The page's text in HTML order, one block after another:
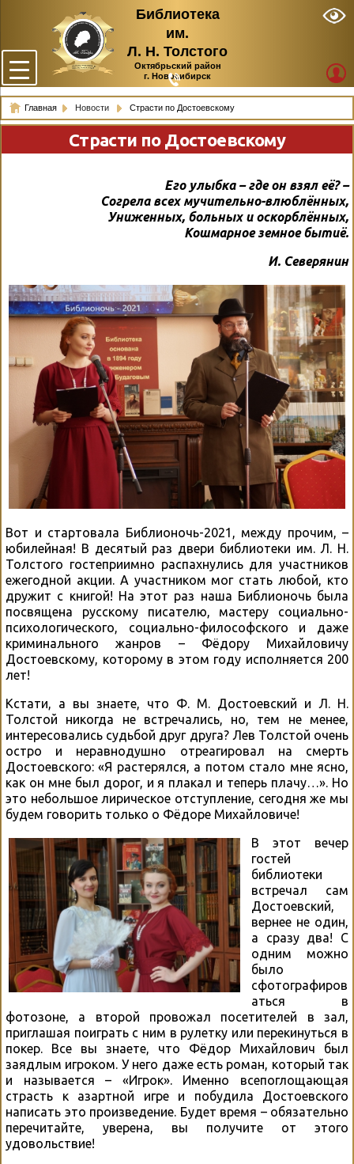
Библиотека
им.
Л. Н. Толстого
Октябрьский район
г. Новосибирск
Главная Новости Страсти по Достоевскому
Страсти по Достоевскому
Его улыбка – где он взял её? –
Согрела всех мучительно-влюблённых,
Униженных, больных и оскорблённых,
Кошмарное земное бытиё.
И. Северянин
Вот и стартовала Библионочь-2021, между прочим, –
юбилейная! В десятый раз двери библиотеки им. Л. Н.
Толстого гостеприимно распахнулись для участников
ежегодной акции. А участником мог стать любой, кто
дружит с книгой! На этот раз наша Библионочь была
посвящена русскому писателю, мастеру социально-
психологического, социально-философского и даже
криминального жанров – Фёдору Михайловичу
Достоевскому, которому в этом году исполняется 200
лет!
Кстати, а вы знаете, что Ф. М. Достоевский и Л. Н.
Толстой никогда не встречались, но, тем не менее,
интересовались судьбой друг друга? Лев Толстой очень
остро и неравнодушно отреагировал на смерть
Достоевского: «Я растерялся, а потом стало мне ясно,
как он мне был дорог, и я плакал и теперь плачу…». Но
это небольшое лирическое отступление, сегодня же мы
будем говорить только о Фёдоре Михайловиче!
В этот вечер
гостей
библиотеки
встречал сам
Достоевский,
вернее не один,
а сразу два! С
одним можно
было
сфотографиров
аться в
фотозоне, а второй провожал посетителей в зал,
приглашая поиграть с ним в рулетку или перекинуться в
покер. Все вы знаете, что Фёдор Михайлович был
заядлым игроком. У него даже есть роман, который так
и называется – «Игрок». Именно всепоглощающая
страсть к азартной игре и побудила Достоевского
написать это произведение. Будет время – обязательно
перечитайте, уверена, вы получите от этого
удовольствие!